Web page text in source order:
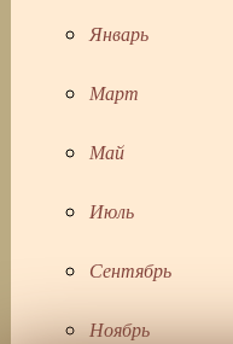
Январь
Март
Май
Июль
Сентябрь
Ноябрь